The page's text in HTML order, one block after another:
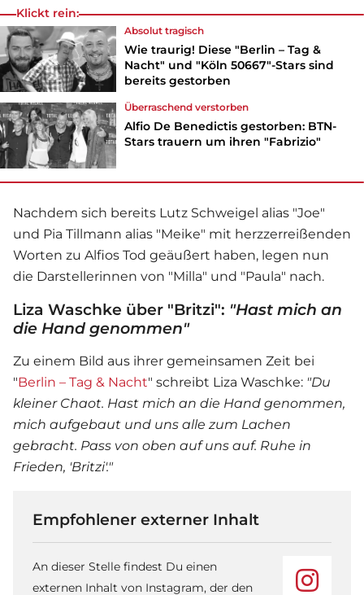
Klickt rein:
Absolut tragisch
Wie traurig! Diese "Berlin – Tag &
Nacht" und "Köln 50667"-Stars sind
bereits gestorben
Überraschend verstorben
Alfio De Benedictis gestorben: BTN-
Stars trauern um ihren "Fabrizio"
Nachdem sich bereits Lutz Schweigel alias "Joe"
und Pia Tillmann alias "Meike" mit herzzerreißenden
Worten zu Alfios Tod geäußert haben, legen nun
die Darstellerinnen von "Milla" und "Paula" nach.
Liza Waschke über "Britzi": "Hast mich an
die Hand genommen"
Zu einem Bild aus ihrer gemeinsamen Zeit bei
"Berlin – Tag & Nacht" schreibt Liza Waschke: "Du
kleiner Chaot. Hast mich an die Hand genommen,
mich aufgebaut und uns alle zum Lachen
gebracht. Pass von oben auf uns auf. Ruhe in
Frieden, 'Britzi'."
Empfohlener externer Inhalt
An dieser Stelle findest Du einen
externen Inhalt von Instagram, der den